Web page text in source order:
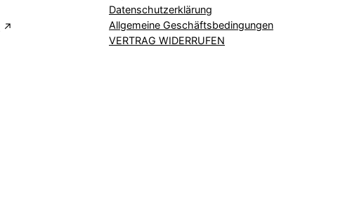
Datenschutzerklärung
Allgemeine Geschäftsbedingungen
VERTRAG WIDERRUFEN